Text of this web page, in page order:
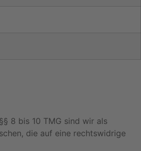
8 bis 10 TMG sind wir als
die auf eine rechtswidrige